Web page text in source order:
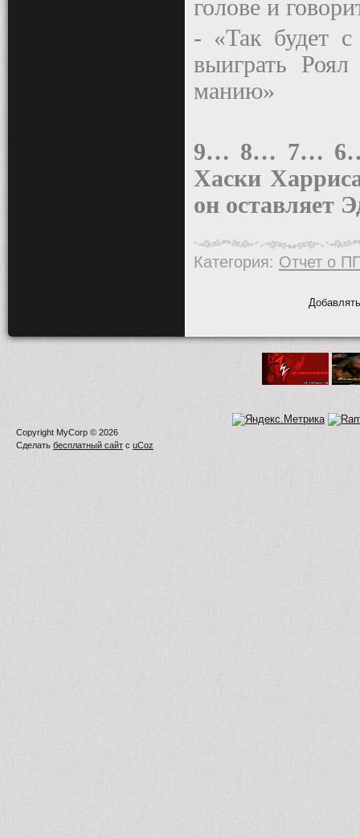
голове и
- «Так будет
выиграть
манию»
9… 8… 7…
Хаски
он оставляет
Категория: Отчет о
Copyright MyCorp © 2026
Сделать бесплатный сайт с uCoz